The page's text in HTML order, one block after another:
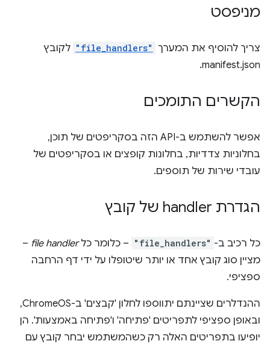
מניפסט
צריך להוסיף את המערך "file_handlers" לקובץ
manifest.json.
הקשרים התומכים
אפשר להשתמש ב-API הזה בסקריפטים של תוכן,
בחלוניות צדדיות, בחלונות קופצים או בסקריפטים של
עובדי שירות של תוספים.
הגדרת handler של קובץ
כל רכיב ב- "file_handlers" – כלומר כלfile handler
–
מציין סוג קובץ אחד או יותר שיטופלו על ידי דף הרחבה
ספציפי.
ההנדלרים שציינתם יתווספו לחלון 'קבצים' ב-ChromeOS,
ובאופן ספציפי לתפריטים 'פתיחה' ו'פתיחה באמצעות'. הן
יופיעו בתפריטים האלה רק כשהמשתמש יבחר קובץ עם